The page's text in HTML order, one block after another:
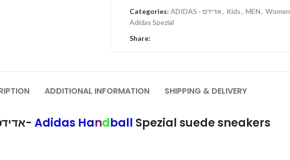
Categories:
ADIDAS - אדידס, Kids, MEN, Women
Adidas Spezial
Share:
ADDITIONAL INFORMATION SHIPPING & DELIVERY
אדידס ספציאל- Adidas Handball Spezial suede sneakers